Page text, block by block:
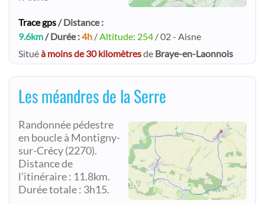
Trace gps/ Distance :
9.6km/ Durée :4h /Altitude: 254 / 02 - Aisne
Situéà moins de 30 kilomètresde Braye-en-Laonnois
Les méandres de la Serre
Randonnée pédestre
en boucle à Montigny-
sur-Crécy (2270).
Distance de
l'itinéraire : 11.8km.
Durée totale : 3h15.